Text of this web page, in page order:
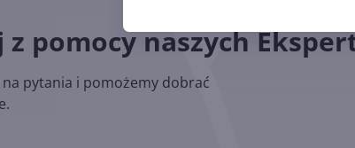
z pomocy naszych
pytania i pomożemy dobrać